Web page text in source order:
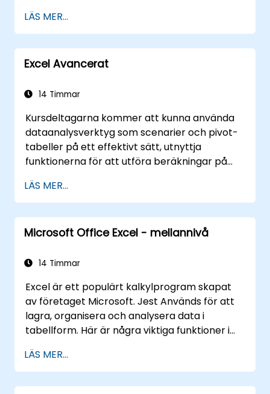
LÄS MER...
Excel Avancerat
14 Timmar
Kursdeltagarna kommer att kunna använda
dataanalysverktyg som scenarier och pivot-
tabeller på ett effektivt sätt, utnyttja
funktionerna för att utföra beräkningar på
skapa och anpassa makron för att
automatisera arbetet med kalkylblad.
LÄS MER...
Microsoft Office Excel - mellannivå
14 Timmar
Excel är ett populärt kalkylprogram skapat
av företaget Microsoft. Jest Används för att
lagra, organisera och analysera data i
tabellform. Här är några viktiga funktioner i
varje ark är en matris som består av celler
ordnade i rader och kolumner. Det låter dig
skapa flera ark i en enda fil, vilket gör att du
LÄS MER...